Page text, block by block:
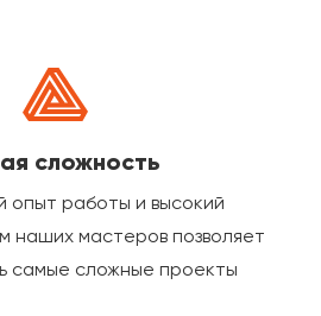
сложность
опыт работы и высокий
наших мастеров позволяет
самые сложные проекты